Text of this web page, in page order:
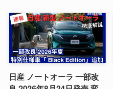
日産 ノートオーラ 一部改